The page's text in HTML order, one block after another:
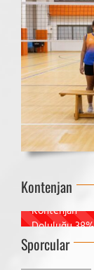
Kontenjan
Kontenjan
Doluluğu38%
Sporcular